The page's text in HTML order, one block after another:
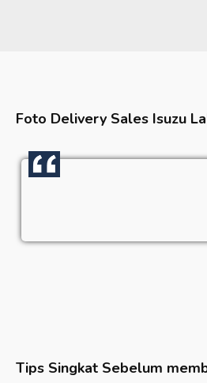
Foto Delivery Sales Isuzu
Tips Singkat Sebelum